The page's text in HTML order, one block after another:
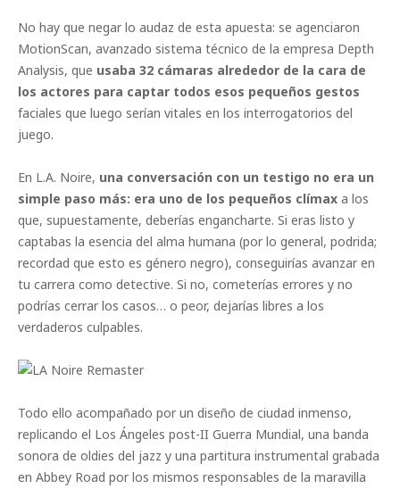
No hay que negar lo audaz de esta apuesta: se agenciaron
MotionScan, avanzado sistema técnico de la empresa Depth
Analysis, que usaba 32 cámaras alrededor de la cara de
los actores para captar todos esos pequeños gestos
faciales que luego serían vitales en los interrogatorios del
juego.
En L.A. Noire, una conversación con un testigo no era un
simple paso más: era uno de los pequeños clímax a los
que, supuestamente, deberías engancharte. Si eras listo y
captabas la esencia del alma humana (por lo general, podrida;
recordad que esto es género negro), conseguirías avanzar en
tu carrera como detective. Si no, cometerías errores y no
podrías cerrar los casos… o peor, dejarías libres a los
verdaderos culpables.
Todo ello acompañado por un diseño de ciudad inmenso,
replicando el Los Ángeles post-II Guerra Mundial, una banda
sonora de oldies del jazz y una partitura instrumental grabada
en Abbey Road por los mismos responsables de la maravilla